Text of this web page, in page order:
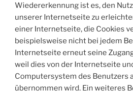
Wiedererkennung ist es, den
unserer Internetseite zu
einer Internetseite, die Cookies
beispielsweise nicht bei jedem
Internetseite erneut seine
weil dies von der Internetseite
Computersystem des Benutzers
übernommen wird. Ein weiteres